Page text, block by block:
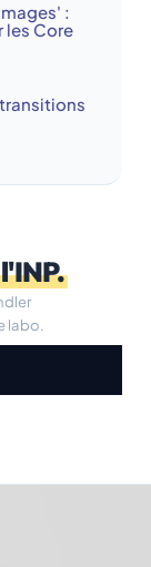
:
les Core
labo.